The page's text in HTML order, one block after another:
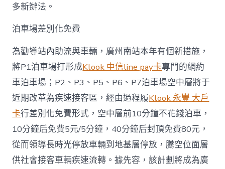
多新辦法。
泊車場差別化免費
為勸導站內助流與車輛，廣州南站本年有個新措施，
將P1泊車場打形成Klook 中信line pay卡專門的網約
車泊車場；P2、P3、P5、P6、P7泊車場空中層將于
近期改革為疾速接客區，經由過程履Klook 永豐 大戶
卡行差別化免費形式，空中層前10分鐘不花錢泊車，
10分鐘后免費5元/5分鐘，40分鐘后封頂免費80元，
從而領導長時光停放車輛到地基層停放，騰空位面層
供社會接客車輛疾速流轉。據先容，該計劃將成為廣